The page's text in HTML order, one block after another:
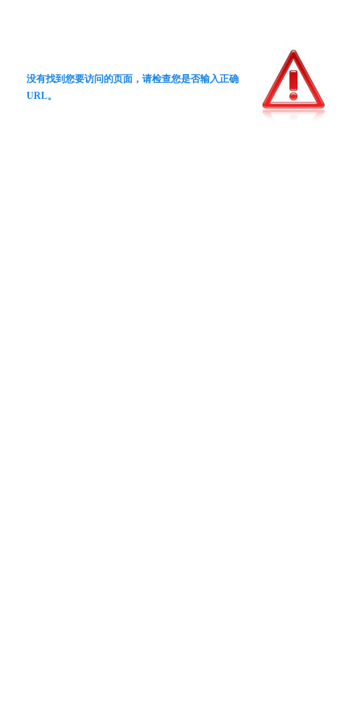
没有找到您要访问的页面，请检查您是否输入正确
URL。